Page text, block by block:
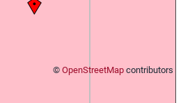
© OpenStreetMap contributors